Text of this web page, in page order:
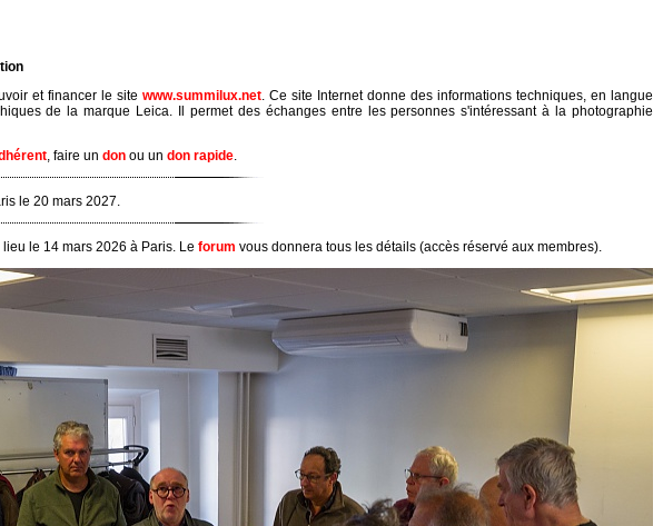
et financer le site www.summilux.net. Ce site Internet donne des informations techniques, en langue
de la marque Leica. Il permet des échanges entre les personnes s'intéressant à la photographie
, faire un don ou un don rapide.
le 20 mars 2027.
lieu le 14 mars 2026 à Paris. Le forum vous donnera tous les détails (accès réservé aux membres).